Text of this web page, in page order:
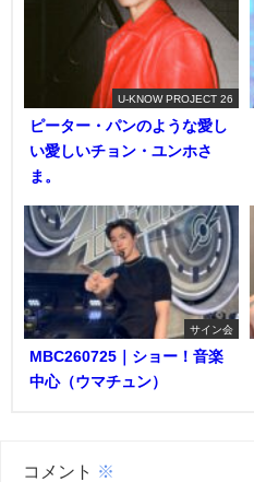
U-KNOW PROJECT 26
ピーター・パンのような愛し
い愛しいチョン・ユンホさ
ま。
サイン会
MBC260725｜ショー！音楽
中心（ウマチュン）
コメント ※